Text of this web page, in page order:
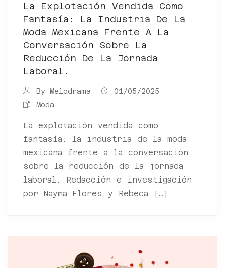
La Explotación Vendida Como
Fantasía: La Industria De La
Moda Mexicana Frente A La
Conversación Sobre La
Reducción De La Jornada
Laboral.
By Melodrama
01/05/2025
Moda
La explotación vendida como
fantasía: la industria de la moda
mexicana frente a la conversación
sobre la reducción de la jornada
laboral. Redacción e investigación
por Nayma Flores y Rebeca […]